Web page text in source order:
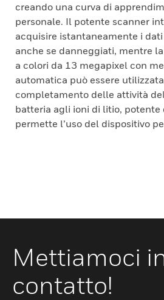
creando una curva di
personale. Il potente scanner
acquisire istantaneamente i
anche se danneggiati, mentre
a colori da 13 megapixel con
automatica può essere
completamento delle attività
batteria agli ioni di litio, potente
permette l’uso del dispositivo
Mettiamoci
contatto!